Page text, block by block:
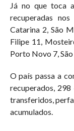
Já no que toca
recuperadas
Catarina 2, São
Filipe 11,
Porto Novo 7,
O país passa a
recuperados,
transferidos,
acumulados.